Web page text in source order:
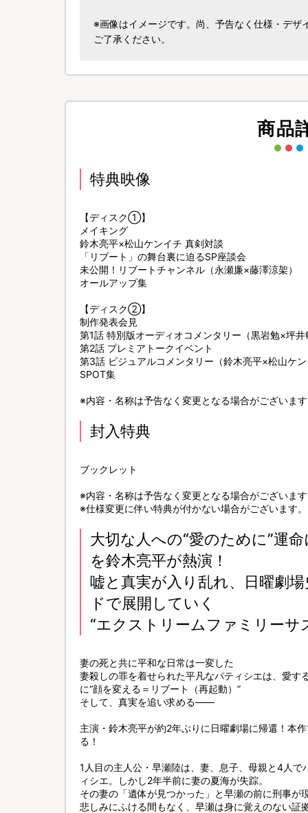
※画像はイメージです。尚、予告なく仕様・デザ
ご了承ください。
商品
特典映像
【ディスク①】
メイキング
鈴木亮平×松山ケンイチ 真剣対談
「リブート」の舞台裏に迫るSP座談会
未公開！リブートチャンネル（永瀬廉×藤澤涼架）
オールアップ集
【ディスク②】
制作発表会見
第1話 特別版オーディオコメンタリー（黒岩勉×坪井
第2話 プレミアトークイベント
第3話 ビジュアルコメンタリー（鈴木亮平×松山ケ
SPOT集
※内容・名称は予告なく変更となる場合がございま
封入特典
ブックレット
※内容・名称は予告なく変更となる場合がございま
※仕様変更に伴い特典が付かない場合がございます。
大切な人への“愛のために”運
を鈴木亮平が熱演！
嘘と真実が入り乱れ、日曜劇
ドで展開していく
“エクストリームファミリーサ
妻の死と共に平和な日常は一変した
妻殺しの罪を着せられた平凡なパティシエは、愛す
に“顔を変える＝リブート（再起動）”
そして、真実を追い求める——
主演・鈴木亮平が約2年ぶりに日曜劇場に帰還！本
る！
1人目の主人公・早瀬陸は、妻、息子、母親と4人
ィシエ。しかし2年半前に妻の夏海が失踪。
その妻の「遺体が見つかった」と早瀬の前に刑事が
悲しみにふける間もなく、早瀬は身に覚えのない証